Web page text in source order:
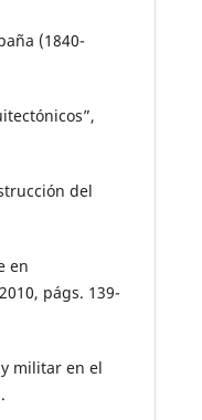
(1840-
del
en
págs. 139-
militar en el